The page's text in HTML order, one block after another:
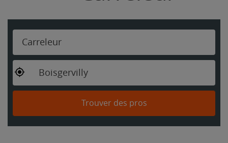
Carreleur
Boisgervilly
Trouver des pros